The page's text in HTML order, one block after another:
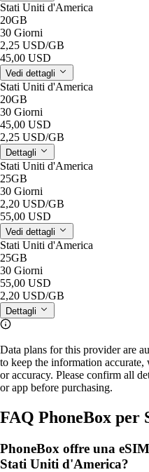
Stati Uniti d'America
20GB
30 Giorni
2,25 USD/GB
45,00 USD
Vedi dettagli
Stati Uniti d'America
20GB
30 Giorni
45,00 USD
2,25 USD/GB
Dettagli
Stati Uniti d'America
25GB
30 Giorni
2,20 USD/GB
55,00 USD
Vedi dettagli
Stati Uniti d'America
25GB
30 Giorni
55,00 USD
2,20 USD/GB
Dettagli
Data plans for this provider are
to keep the information accurate,
or accuracy. Please confirm all
or app before purchasing.
FAQ PhoneBox
PhoneBox offre una
Stati Uniti d'America?